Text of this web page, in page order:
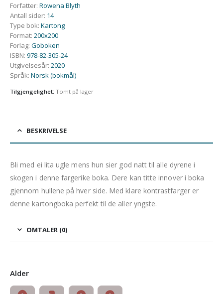
Forfatter: Rowena Blyth
Antall sider: 14
Type bok: Kartong
Format: 200x200
Forlag: Goboken
ISBN: 978-82-305-24
Utgivelsesår: 2020
Språk: Norsk (bokmål)
Tilgjengelighet: Tomt på lager
BESKRIVELSE
Bli med ei lita ugle mens hun sier god natt til alle dyrene i
skogen i denne fargerike boka. Dere kan titte innover i boka
gjennom hullene på hver side. Med klare kontrastfarger er
denne kartongboka perfekt til de aller yngste.
OMTALER (0)
Alder